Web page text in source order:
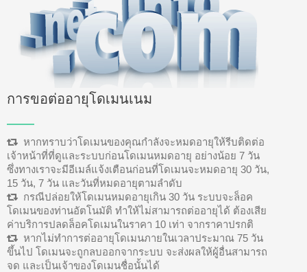
การขอต่ออายุโดเมนเนม
หากทราบว่าโดเมนของคุณกำลังจะหมดอายุให้รีบติดต่อ
เจ้าหน้าที่ที่ดูและระบบก่อนโดเมนหมดอายุ อย่างน้อย 7 วัน
ซึ่งทางเราจะมีอีเมล์แจ้งเตือนก่อนที่โดเมนจะหมดอายุ 30 วัน,
15 วัน, 7 วัน และวันที่หมดอายุตามลำดับ
กรณีปล่อยให้โดเมนหมดอายุเกิน 30 วัน ระบบจะล็อค
โดเมนของท่านอัตโนมัติ ทำให้ไม่สามารถต่ออายุได้ ต้องเสีย
ค่าบริการปลดล็อคโดเมนในราคา 10 เท่า จากราคาปรกติ
หากไม่ทำการต่ออายุโดเมนภายในเวลาประมาณ 75 วัน
ขึ้นไป โดเมนจะถูกลบออกจากระบบ จะส่งผลให้ผู้อื่นสามารถ
จด และเป็นเจ้าของโดเมนชื่อนั้นได้